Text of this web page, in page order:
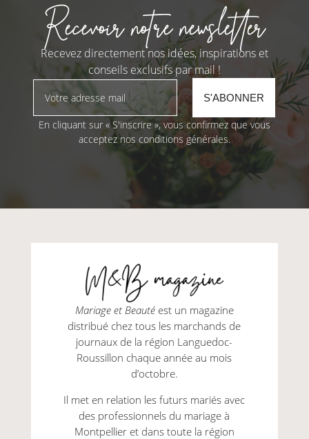
Recevoir notre newsletter
Recevez directement nos idées, inspirations et
conseils exclusifs par mail !
En cliquant sur « S'inscrire », vous confirmez que vous
acceptez nos conditions générales.
Mariage et Beautéest un magazine
distribué chez tous les marchands de
journaux de la région Languedoc-
Roussillon chaque année au mois
d’octobre.
Il met en relation les futurs mariés avec
des professionnels du mariage à
Montpellier et dans toute la région